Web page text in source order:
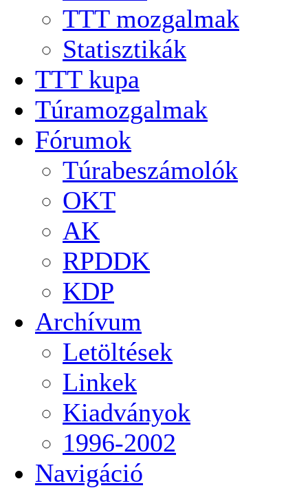
TTT mozgalmak
Statisztikák
TTT kupa
Túramozgalmak
Fórumok
Túrabeszámolók
OKT
AK
RPDDK
KDP
Archívum
Letöltések
Linkek
Kiadványok
1996-2002
Navigáció